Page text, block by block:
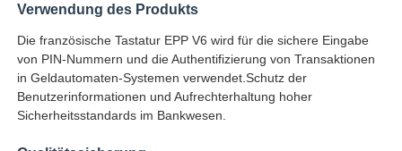
Alle Fälle
Verwendung des Produkts
Die französische Tastatur EPP V6 wird für die sichere Eingabe
von PIN-Nummern und die Authentifizierung von Transaktionen
in Geldautomaten-Systemen verwendet.Schutz der
Benutzerinformationen und Aufrechterhaltung hoher
Sicherheitsstandards im Bankwesen.